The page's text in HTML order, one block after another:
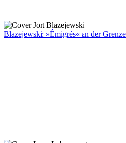
Blazejewski: »Émigrés« an der Grenze